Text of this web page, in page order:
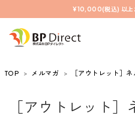
¥10,000(税込) 以上
TOP メルマガ ［アウトレット］
［アウトレット